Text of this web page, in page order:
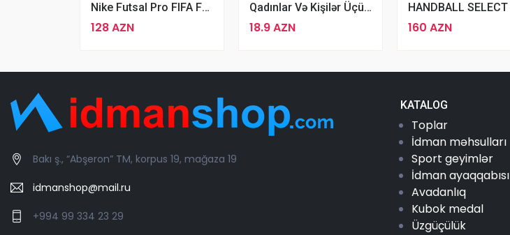
Nike Futsal Pro FIFA Futbol Topu
128 AZN
Qadınlar Və Kişilər Üçün Sweat Yoga Pilates Topu 65sm Fitness Topu
18.9 AZN 160 AZN
Bakı ş., “Abşeron” TM, korpus 19, mağaza 19
idmanshop@mail.ru
+994 99 334 23 29
KATALOG
Toplar
İdman məhsulları
Sport geyimlər
İdman ayaqqabısı
Avadanlıq
Kubok medal
Üzgüçülük